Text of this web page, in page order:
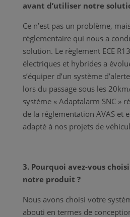
avant d’utiliser notre
Ce n’est pas un problème,
réglementaire qui nous a
solution. Le règlement ECE
électriques et hybrides a
s’équiper d’un système
lors du passage sous les
système « Adaptalarm SNC »
de la réglementation AVAS et
adapté à nos projets de
3. Pourquoi avez-vous
notre produit ?
Nous avons choisi votre
abouti en termes de